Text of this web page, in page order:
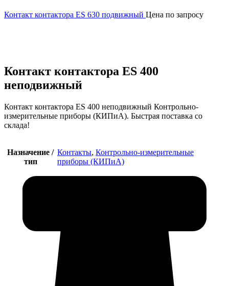
Контакт контактора ES 630 подвижный Цена по запросу
Контакт контактора ES 400
неподвижный
Контакт контактора ES 400 неподвижный Контрольно-
измерительные приборы (КИПиА). Быстрая поставка со
склада!
Назначение /
тип
Контакты, Контрольно-измерительные
приборы (КИПиА)